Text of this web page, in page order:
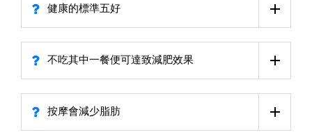
健康的標準五好
不吃其中一餐便可達致減肥效果
按摩會減少脂肪